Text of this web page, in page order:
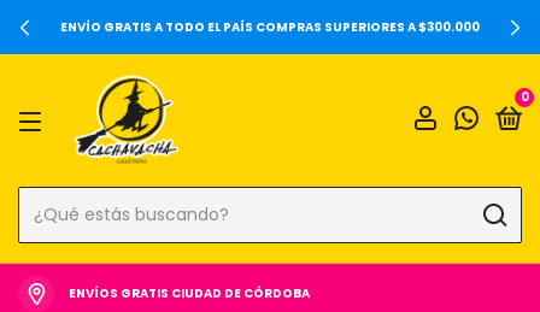
20%OFF SOBRE PRECIOS DE LOCALES Y 6 CUOTAS SIN INTERÉS ⚡️
0
ENVÍOS GRATIS CIUDAD DE CÓRDOBA